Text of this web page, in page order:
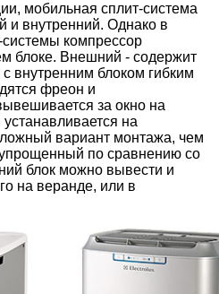
мобильная сплит-система
и внутренний. Однако в
компрессор
блоке. Внешний - содержит
внутренним блоком гибким
фреон и
за окно на
на
вариант монтажа, чем
по сравнению со
блок можно вывести и
на веранде, или в